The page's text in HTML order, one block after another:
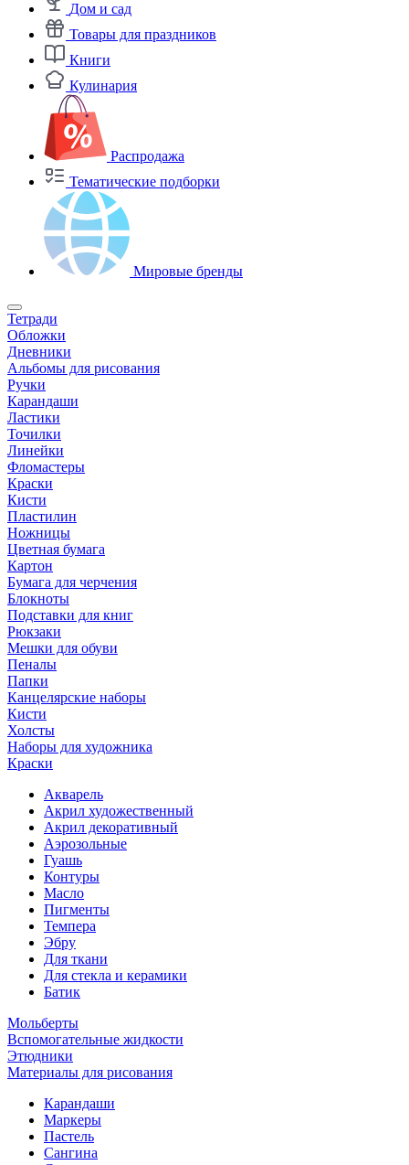
Дом и сад
Товары для праздников
Книги
Кулинария
Распродажа
Тематические подборки
Мировые бренды
Тетради
Обложки
Дневники
Альбомы для рисования
Ручки
Карандаши
Ластики
Точилки
Линейки
Фломастеры
Краски
Кисти
Пластилин
Ножницы
Цветная бумага
Картон
Бумага для черчения
Блокноты
Подставки для книг
Рюкзаки
Мешки для обуви
Пеналы
Папки
Канцелярские наборы
Кисти
Холсты
Наборы для художника
Краски
Акварель
Акрил художественный
Акрил декоративный
Аэрозольные
Гуашь
Контуры
Масло
Пигменты
Темпера
Эбру
Для ткани
Для стекла и керамики
Батик
Мольберты
Вспомогательные жидкости
Этюдники
Материалы для рисования
Карандаши
Маркеры
Пастель
Сангина